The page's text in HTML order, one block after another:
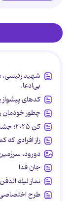
شهید رئیسی،
بی‌ادعا.
کدهای
چطور خودمان را از نظر
کن ۲۰۲۵؛ جشنواره‌ای علیه خانواده
راز افرادی که
دورود،
جان فدا
نماز لیله
طرح اختصاصی